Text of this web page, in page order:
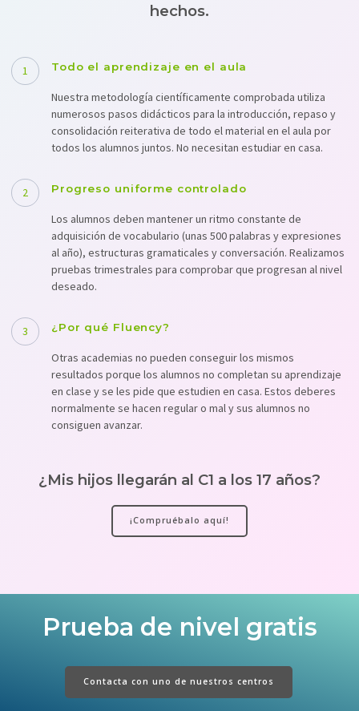
hechos.
1 Todo el aprendizaje en el aula
Nuestra metodología científicamente comprobada utiliza
numerosos pasos didácticos para la introducción, repaso y
consolidación reiterativa de todo el material en el aula por
todos los alumnos juntos. No necesitan estudiar en casa.
2 Progreso uniforme controlado
Los alumnos deben mantener un ritmo constante de
adquisición de vocabulario (unas 500 palabras y expresiones
al año), estructuras gramaticales y conversación. Realizamos
pruebas trimestrales para comprobar que progresan al nivel
deseado.
3 ¿Por qué Fluency?
Otras academias no pueden conseguir los mismos
resultados porque los alumnos no completan su aprendizaje
en clase y se les pide que estudien en casa. Estos deberes
normalmente se hacen regular o mal y sus alumnos no
consiguen avanzar.
¿Mis hijos llegarán al C1 a los 17 años?
¡Compruébalo aquí!
Prueba de nivel gratis
Contacta con uno de nuestros centros